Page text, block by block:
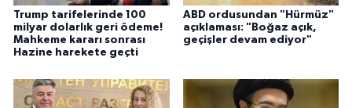
Trump tarifelerinde 100
milyar dolarlık geri ödeme!
Mahkeme kararı sonrası
Hazine harekete geçti
ABD ordusundan "Hürmüz"
açıklaması: "Boğaz açık,
geçişler devam ediyor"